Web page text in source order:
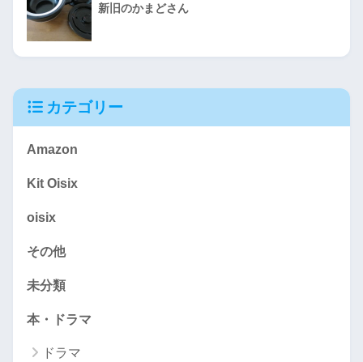
新旧のかまどさん
カテゴリー
Amazon
Kit Oisix
oisix
その他
未分類
本・ドラマ
ドラマ